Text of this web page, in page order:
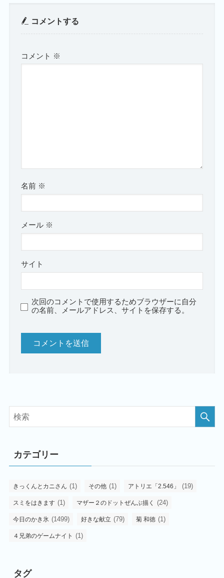
コメントする
コメント ※
名前 ※
メール ※
サイト
次回のコメントで使用するためブラウザーに自分
の名前、メールアドレス、サイトを保存する。
カテゴリー
きっくんとカニさん (1) その他 (1) アトリエ「2.546」 (19)
スミをはきます (1) マザー２のドットぜんぶ描く (24)
今日のかき氷 (1499) 好きな献立 (79) 菊 和徳 (1)
４兄弟のゲームナイト (1)
タグ